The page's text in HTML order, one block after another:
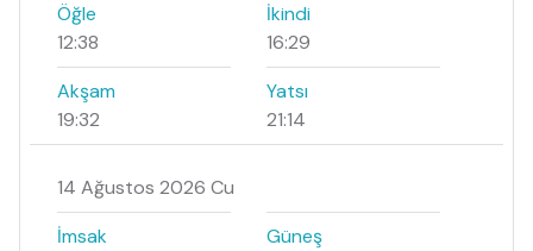
Öğle
12:38
İkindi
16:29
Akşam
19:32
Yatsı
21:14
14 Ağustos 2026 Cu
İmsak
Güneş